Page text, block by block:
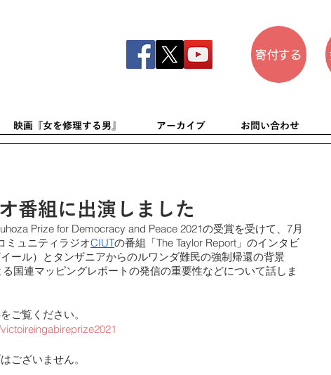
寄付する
映画『女を修理する男』 アーカイブ お問い合わせ
番組に出演しました
Prize for Democracy and Peace 2021の受賞を受けて、7月
ミュニティラジオCIUTの番組「The Taylor Report」のインタビ
ール）とタンザニアからのルワンダ難民の強制帰還の背景
る国連マッピングレポートの発信の重要性などについて話しま
ご覧ください。
ございません。